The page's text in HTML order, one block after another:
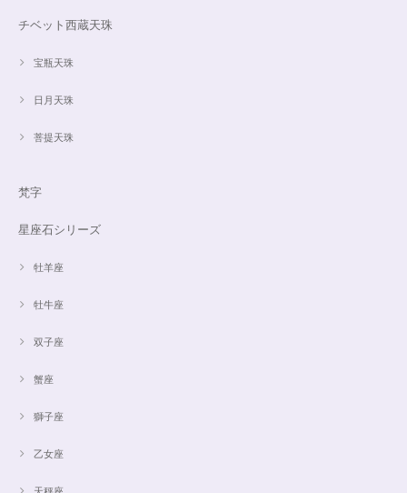
チベット西蔵天珠
宝瓶天珠
日月天珠
菩提天珠
梵字
星座石シリーズ
牡羊座
牡牛座
双子座
蟹座
獅子座
乙女座